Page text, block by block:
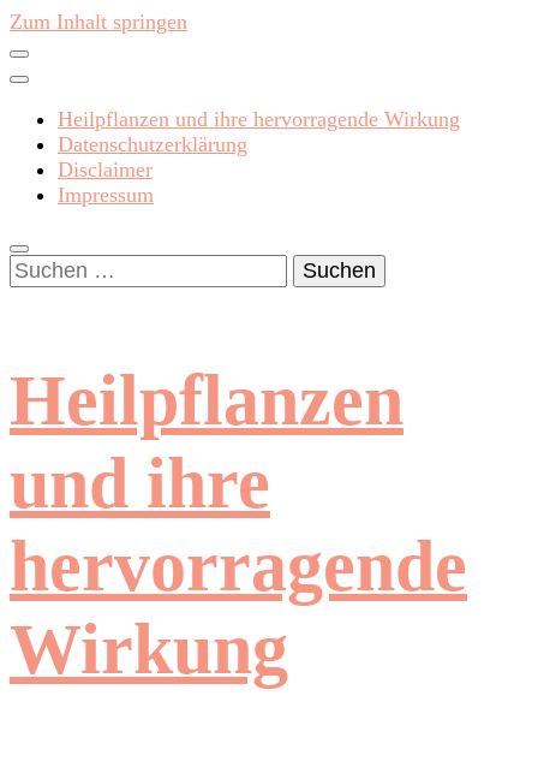
Zum Inhalt springen
Heilpflanzen und ihre hervorragende Wirkung
Datenschutzerklärung
Disclaimer
Impressum
Suchen
nach:
Heilpflanzen
und ihre
hervorragende
Wirkung